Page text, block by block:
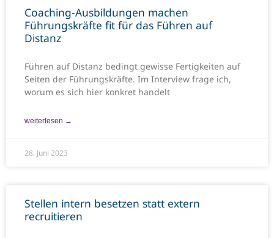
Coaching-Ausbildungen machen
Führungskräfte fit für das Führen auf
Distanz
Führen auf Distanz bedingt gewisse Fertigkeiten auf
Seiten der Führungskräfte. Im Interview frage ich,
worum es sich hier konkret handelt
weiterlesen →
28. Juni 2023
Stellen intern besetzen statt extern
recruitieren